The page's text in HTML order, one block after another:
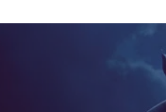
filmul este cunoscut și sub numele
reprezintă o combinație perfectă
de povești clasice cu vampiri. Pe
și fragilitatea umană în fața
mult timp în memoria
atunci The Last Voyage of the
spectaculos, pelicula îți promite o